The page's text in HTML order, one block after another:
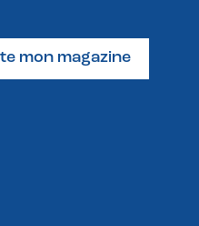
mon magazine